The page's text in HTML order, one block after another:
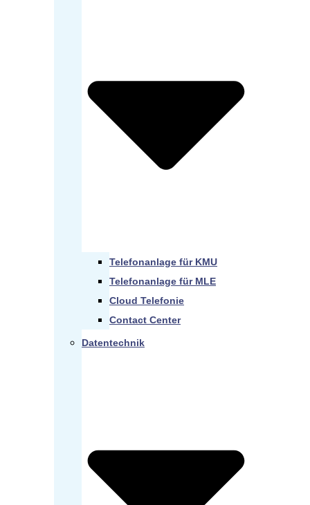
Telefonanlage für KMU
Telefonanlage für MLE
Cloud Telefonie
Contact Center
Datentechnik